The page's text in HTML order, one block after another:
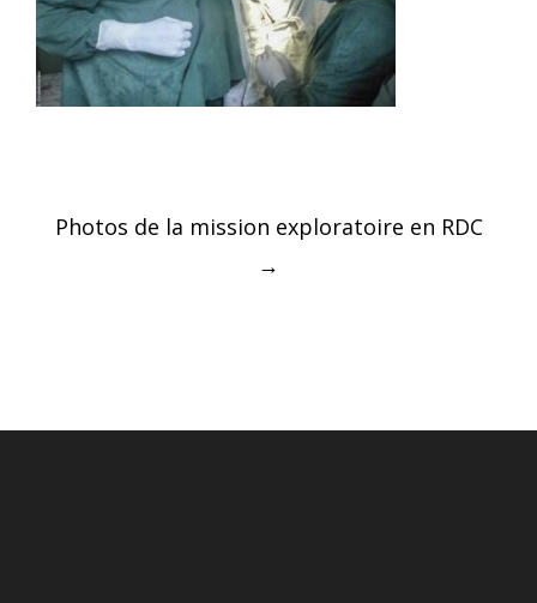
Post
Photos de la mission exploratoire en RDC
→